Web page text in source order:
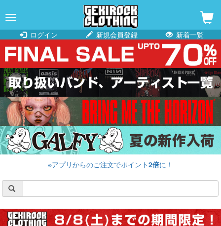
navigation
ログイン
新規会員登録 新着一覧
※アプリからのご注文でポイント2倍に！